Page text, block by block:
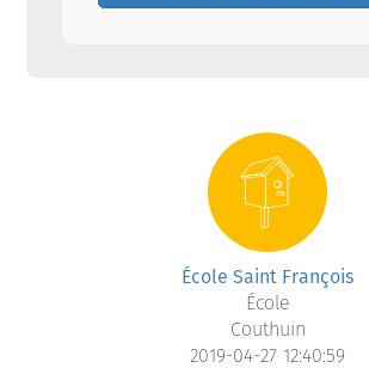
École Saint François
École
Couthuin
2019-04-27 12:40:59